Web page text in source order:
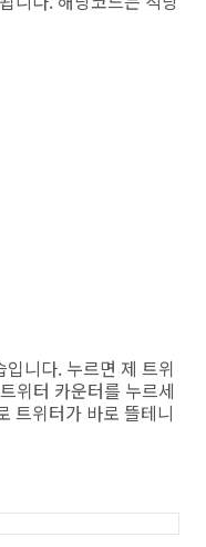
니다. 누르면 제 트위
위터 카운터를 누르세
트위터가 바로 뜰테니